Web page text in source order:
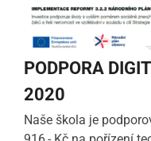
PODPORA
2020
Naše škola je